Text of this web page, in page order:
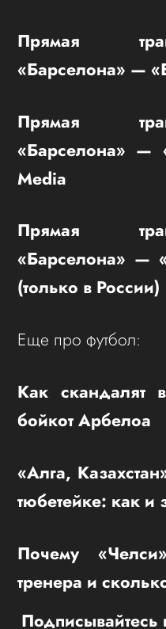
Прямая
«Барселона» —
Прямая
«Барселона» —
Media
Прямая
«Барселона» —
(только в России)
Еще про футбол:
Как скандалят
бойкот Арбелоа
«Алга,
тюбетейке: как и
Почему
тренера и
Подписывайтесь